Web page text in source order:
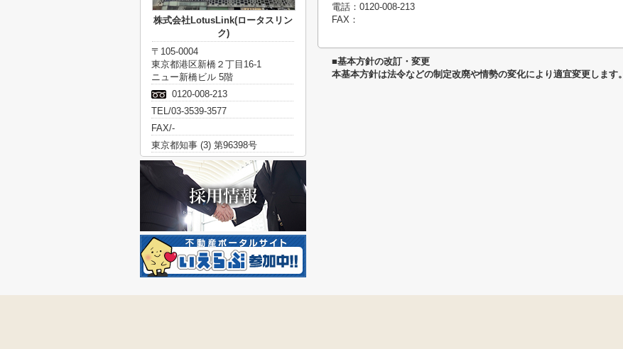
電話：0120-008-213
FAX：
■基本方針の改訂・変更
本基本方針は法令などの制定改廃や情勢の変化により適宜変更します。
株式会社LotusLink(ロータスリン
ク)
〒105-0004
東京都港区新橋２丁目16-1
ニュー新橋ビル 5階
0120-008-213
TEL/03-3539-3577
FAX/-
東京都知事 (3) 第96398号